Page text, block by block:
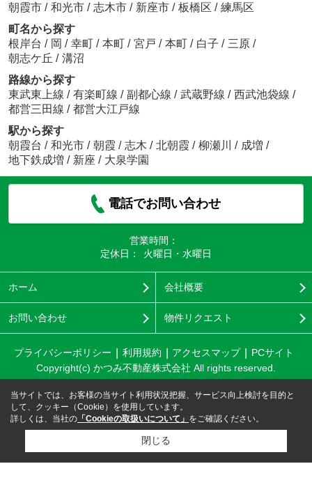
朝霞市 / 和光市 / 志木市 / 新座市 / 板橋区 / 練馬区
町名から探す
根岸台 / 岡 / 幸町 / 本町 / 宮戸 / 本町 / 白子 / 三原 /
朝志ケ丘 / 溝沼
路線から探す
東武東上線 / 有楽町線 / 副都心線 / 武蔵野線 / 西武池袋線 /
都営三田線 / 都営大江戸線
駅から探す
朝霞台 / 和光市 / 朝霞 / 志木 / 北朝霞 / 柳瀬川 / 成増 /
地下鉄成増 / 新座 / 大泉学園
電話でお問い合わせ
営業時間：
定休日：
火曜日・水曜日
ホーム 会社概要
お問い合わせ 物件リクエスト
プライバシーポリシー 利用規約 アクセスマップ
PCサイト
Copyright(c) かつみ不動産株式会社 All rights reserved.
当サイトでは、お客様の当サイト利用状況把握、サービス向上検討を目的と
して、クッキー（Cookie）を使用しています。
詳しくは、当社の 「Cookieの取扱いについて」 をご確認ください。
閉じる